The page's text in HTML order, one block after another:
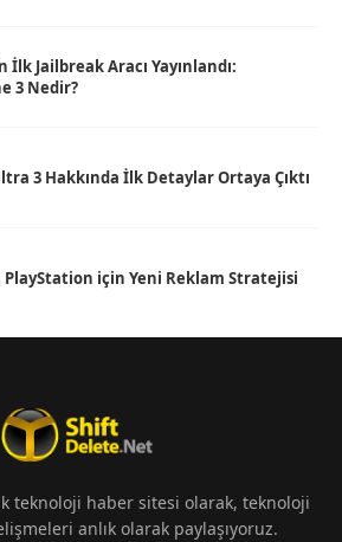
İlk Jailbreak Aracı Yayınlandı:
3 Nedir?
3 Hakkında İlk Detaylar Ortaya Çıktı
PlayStation için Yeni Reklam Stratejisi
teknoloji haber sitesi olarak, teknoloji
anlık olarak paylaşıyoruz.